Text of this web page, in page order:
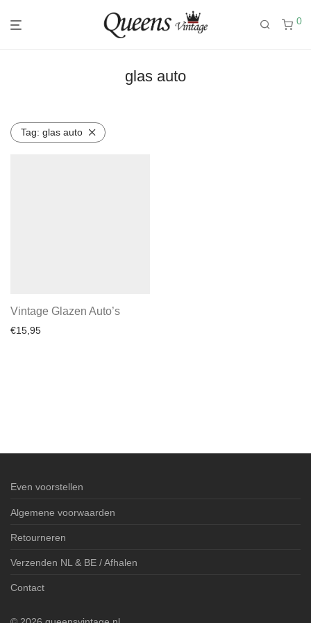
0
glas auto
Tag: glas auto
Vintage Glazen Auto’s
€15,95
Even voorstellen
Algemene voorwaarden
Retourneren
Verzenden NL & BE / Afhalen
Contact